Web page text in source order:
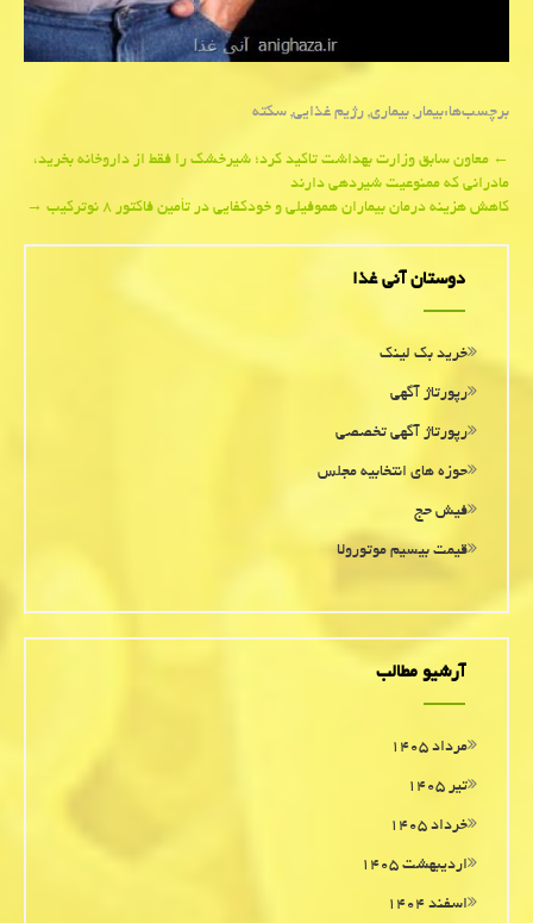
برچسب‌ها:بیمار,بیماری,رژیم غذایی,سكته
Post
navigation
←معاون سابق وزارت بهداشت تاكید كرد؛ شیرخشك را فقط از داروخانه بخرید،
مادرانی كه ممنوعیت شیردهی دارند
كاهش هزینه درمان بیماران هموفیلی و خودكفایی در تأمین فاكتور ۸ نوتركیب
→
دوستان آنی غذا
خرید بک لینک
رپورتاژ آگهی
رپورتاژ آگهی تخصصی
حوزه های انتخابیه مجلس
فیش حج
قیمت بیسیم موتورولا
آرشیو مطالب
مرداد ۱۴۰۵
تیر ۱۴۰۵
خرداد ۱۴۰۵
اردیبهشت ۱۴۰۵
اسفند ۱۴۰۴